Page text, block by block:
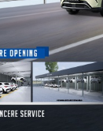
गर्नयहाँ क्लिक
लागिगण्डक न्यूज